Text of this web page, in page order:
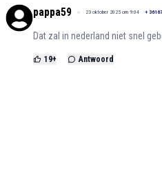
pappa59 23 oktober 2025 om 9:04 + 36167
Dat zal in nederland niet snel
19+ Antwoord